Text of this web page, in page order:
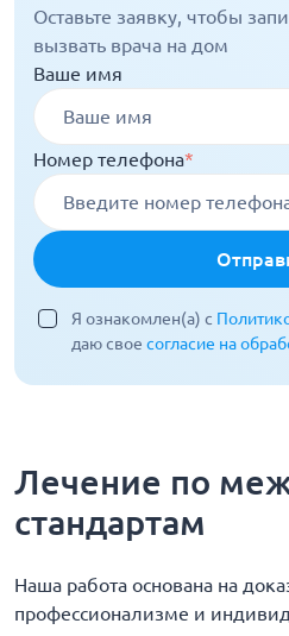
Оставьте заявку, чтобы
вызвать врача на дом
Ваше имя
Номер телефона*
Я ознакомлен(а) с
даю свое согласие на
Лечение по
стандартам
Наша работа основана на
профессионализме и